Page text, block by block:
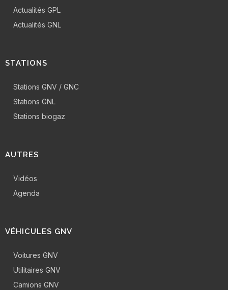
Actualités GPL
Actualités GNL
STATIONS
Stations GNV / GNC
Stations GNL
Stations biogaz
AUTRES
Vidéos
Agenda
VÉHICULES GNV
Voitures GNV
Utilitaires GNV
Camions GNV